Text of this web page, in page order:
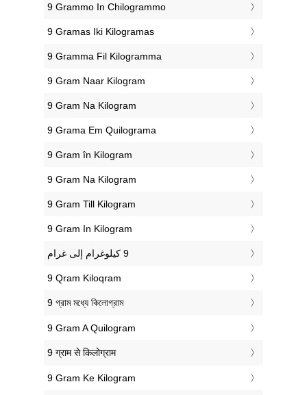
‎9 Grammo In Chilogrammo
‎9 Gramas Iki Kilogramas
‎9 Gramma Fil Kilogramma
‎9 Gram Naar Kilogram
‎9 Gram Na Kilogram
‎9 Grama Em Quilograma
‎9 Gram în Kilogram
‎9 Gram Na Kilogram
‎9 Gram Till Kilogram
‎9 Gram In Kilogram
‎9 Qram Kiloqram
‎9 গ্রাম মধ্যে কিলোগ্রাম
‎9 Gram A Quilogram
‎9 ग्राम से किलोग्राम
‎9 Gram Ke Kilogram